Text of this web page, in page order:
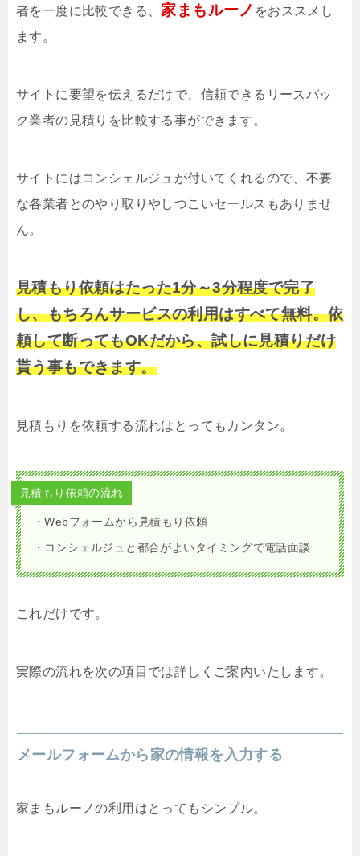
者を一度に比較できる、家まもルーノ をおススメし
ます。
サイトに要望を伝えるだけで、信頼できるリースバッ
ク業者の見積りを比較する事ができます。
サイトにはコンシェルジュが付いてくれるので、不要
な各業者とのやり取りやしつこいセールスもありませ
ん。
見積もり依頼はたった1分～3分程度で完了
し、もちろんサービスの利用はすべて無料。依
頼して断ってもOKだから、試しに見積りだけ
貰う事もできます。
見積もりを依頼する流れはとってもカンタン。
見積もり依頼の流れ
・Webフォームから見積もり依頼
・コンシェルジュと都合がよいタイミングで電話面談
これだけです。
実際の流れを次の項目では詳しくご案内いたします。
メールフォームから家の情報を入力する
家まもルーノの利用はとってもシンプル。